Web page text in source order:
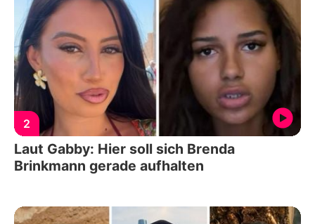
2
Laut Gabby: Hier soll sich Brenda
Brinkmann gerade aufhalten